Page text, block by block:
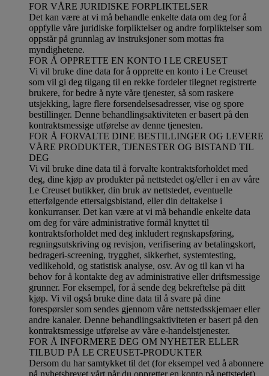
FOR VÅRE JURIDISKE FORPLIKTELSER
Det kan være at vi må behandle enkelte data om deg for å
oppfylle våre juridiske forpliktelser og andre forpliktelser som
oppstår på grunnlag av instruksjoner som mottas fra
myndighetene.
FOR Å OPPRETTE EN KONTO I LE CREUSET
Vi vil bruke dine data for å opprette en konto i Le Creuset
som vil gi deg tilgang til en rekke fordeler tilegnet registrerte
brukere, for bedre å nyte våre tjenester, så som raskere
utsjekking, lagre flere forsendelsesadresser, vise og spore
bestillinger. Denne behandlingsaktiviteten er basert på den
kontraktsmessige utførelse av denne tjenesten.
FOR Å FORVALTE DINE BESTILLINGER OG LEVERE
VÅRE PRODUKTER, TJENESTER OG BISTAND TIL
DEG
Vi vil bruke dine data til å forvalte kontraktsforholdet med
deg, dine kjøp av produkter på nettstedet og/eller i en av våre
Le Creuset butikker, din bruk av nettstedet, eventuelle
etterfølgende ettersalgsbistand, eller din deltakelse i
konkurranser. Det kan være at vi må behandle enkelte data
om deg for våre administrative formål knyttet til
kontraktsforholdet med deg inkludert regnskapsføring,
regningsutskriving og revisjon, verifisering av betalingskort,
bedrageri-screening, trygghet, sikkerhet, systemtesting,
vedlikehold, og statistisk analyse, osv. Av og til kan vi ha
behov for å kontakte deg av administrative eller driftsmessige
grunner. For eksempel, for å sende deg bekreftelse på ditt
kjøp. Vi vil også bruke dine data til å svare på dine
forespørsler som sendes gjennom våre nettstedsskjemaer eller
andre kanaler. Denne behandlingsaktiviteten er basert på den
kontraktsmessige utførelse av våre e-handelstjenester.
FOR Å INFORMERE DEG OM NYHETER ELLER
TILBUD PÅ LE CREUSET-PRODUKTER
Dersom du har samtykket til det (for eksempel ved å abonnere
på nyhetsbrevet vårt når du oppretter en konto på nettstedet),